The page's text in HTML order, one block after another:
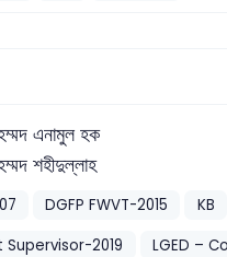
এনামুল হক
শহীদুল্লাহ
DGFP FWVT-2015
KB
2019
LGED –